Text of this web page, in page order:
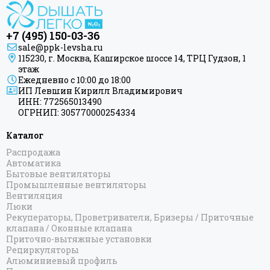
Версия-КН
Версия-Н1
Версия-Н2
Дуэт
Минор 0600
Минор 0601
Минор 0602
Тандем
Универсал-50
Универсал-53
Универсал-54
Универсал-56
Универсал-58
Вердикт PRO
Кантата PRO
Нюанс PRO
Сатерленд PRO
+7 (495) 150-03-36
sale@ppk-levsha.ru
115230, г. Москва, Каширское шоссе 14, ТРЦ Гудзон, 1
этаж
Ежедневно с 10:00 до 18:00
ИП Левшин Кирилл Владимирович
ИНН: 772565013490
ОГРНИП: 305770000254334
Каталог
Распродажа
Автоматика
Бытовые вентиляторы
Промышленные вентиляторы
Вентиляция
Люки
Рекуператоры, Проветриватели, Бризеры / Приточные
клапана / Оконные клапана
Приточно-вытяжные установки
Рециркуляторы
Алюминиевый профиль